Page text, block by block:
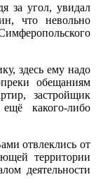
за угол, увидал
что невольно
здесь ему надо
обещаниям
застройщик
какого-либо
отвлеклись от
территории
деятельности